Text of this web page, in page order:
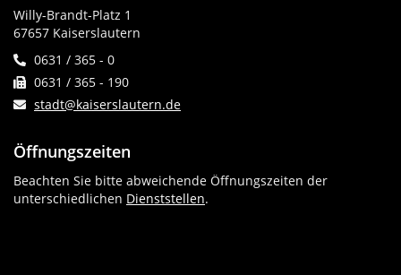
Willy-Brandt-Platz 1
67657 Kaiserslautern
0631 / 365 - 0
0631 / 365 - 190
stadt@kaiserslautern.de
Öffnungszeiten
Beachten Sie bitte abweichende Öffnungszeiten der
unterschiedlichen Dienststellen.